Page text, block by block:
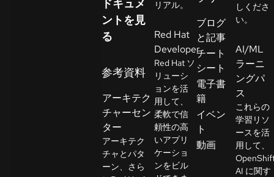
お
問
合
わ
言
語
の
選
択
ドキュメ
ントを見
る
参考資料
アーキテク
チャーセン
ター
アーキテク
チャとパタ
ーン、さら
リアル。
Red Hat
Developer
Red Hat ソ
リューシ
ョンを活
用して、
柔軟で信
頼性の高
いアプリ
ケーショ
ンをビル
ブログ
と記事
チート
シート
電子書
籍
イベン
ト
動画
しくださ
い。
AI/ML
ラーニ
ングパ
ス
これらの
学習リソ
ースを活
用して、
AI に関す